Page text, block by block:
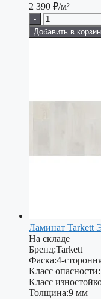
2 390 ₽/м²
-
Добавить в
Ламинат Tarkett
На складе
Бренд:Tarkett
Фаска:4-
Класс опасности:
Класс
Толщина:9 мм